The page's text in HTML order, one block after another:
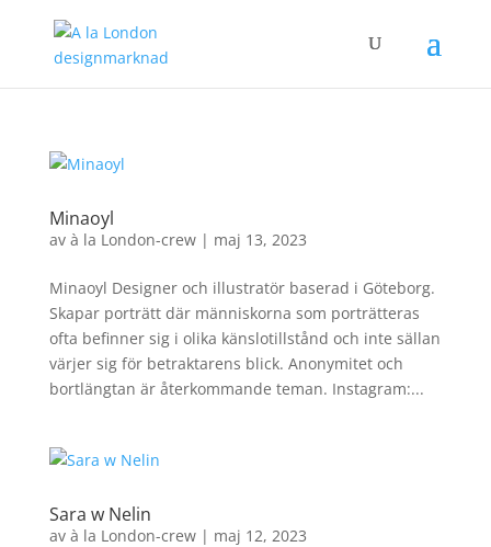
Minaoyl
av à la London-crew| maj 13, 2023
Minaoyl Designer och illustratör baserad i Göteborg.
Skapar porträtt där människorna som porträtteras
ofta befinner sig i olika känslotillstånd och inte sällan
värjer sig för betraktarens blick. Anonymitet och
bortlängtan är återkommande teman. Instagram:...
Sara w Nelin
av à la London-crew| maj 12, 2023